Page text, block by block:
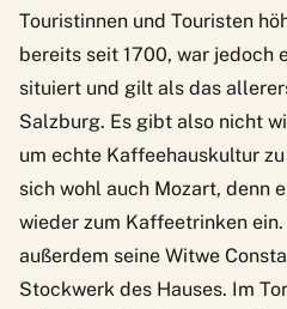
Touristinnen und Touristen
bereits seit 1700, war jedoch
situiert und gilt als das
Salzburg. Es gibt also nicht
um echte Kaffeehauskultur
sich wohl auch Mozart, denn
wieder zum Kaffeetrinken
außerdem seine Witwe
Stockwerk des Hauses. Im